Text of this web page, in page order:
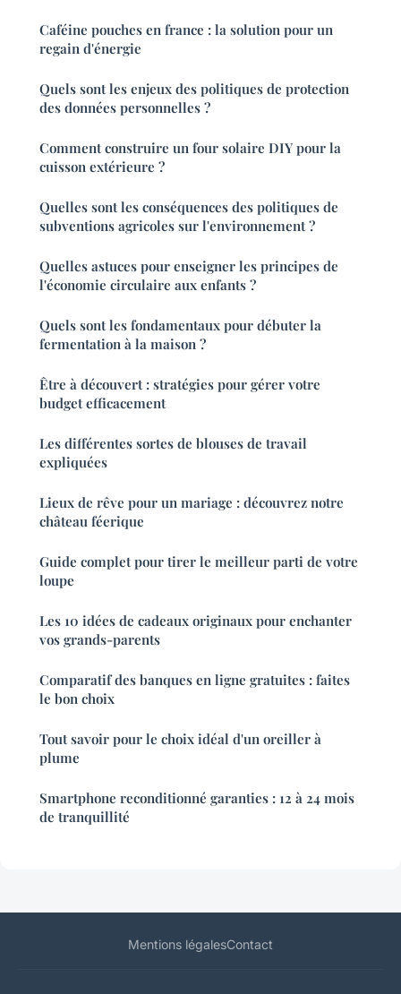
Caféine pouches en france : la solution pour un
regain d'énergie
Quels sont les enjeux des politiques de protection
des données personnelles ?
Comment construire un four solaire DIY pour la
cuisson extérieure ?
Quelles sont les conséquences des politiques de
subventions agricoles sur l'environnement ?
Quelles astuces pour enseigner les principes de
l'économie circulaire aux enfants ?
Quels sont les fondamentaux pour débuter la
fermentation à la maison ?
Être à découvert : stratégies pour gérer votre
budget efficacement
Les différentes sortes de blouses de travail
expliquées
Lieux de rêve pour un mariage : découvrez notre
château féerique
Guide complet pour tirer le meilleur parti de votre
loupe
Les 10 idées de cadeaux originaux pour enchanter
vos grands-parents
Comparatif des banques en ligne gratuites : faites
le bon choix
Tout savoir pour le choix idéal d'un oreiller à
plume
Smartphone reconditionné garanties : 12 à 24 mois
de tranquillité
Mentions légalesContact